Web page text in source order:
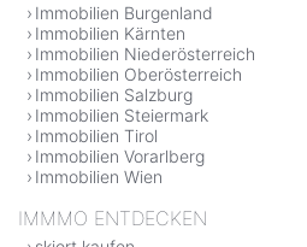
Immobilien Burgenland
Immobilien Kärnten
Immobilien Niederösterreich
Immobilien Oberösterreich
Immobilien Salzburg
Immobilien Steiermark
Immobilien Tirol
Immobilien Vorarlberg
Immobilien Wien
IMMMO ENTDECKEN